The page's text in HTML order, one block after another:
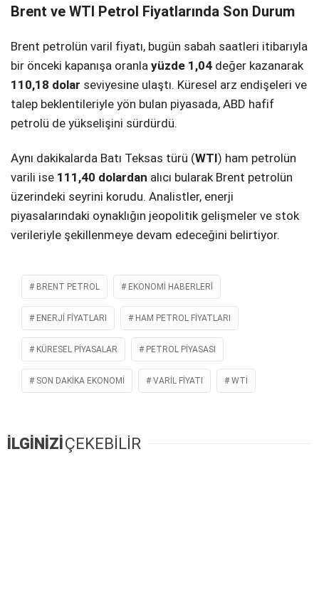
Instagram
Youtube
Brent ve WTI Petrol Fiyatlarında Son Durum
Brent petrolün varil fiyatı, bugün sabah saatleri itibarıyla
bir önceki kapanışa oranla yüzde 1,04 değer kazanarak
110,18 dolar seviyesine ulaştı. Küresel arz endişeleri ve
talep beklentileriyle yön bulan piyasada, ABD hafif
petrolü de yükselişini sürdürdü.
Aynı dakikalarda Batı Teksas türü (WTI) ham petrolün
varili ise 111,40 dolardan alıcı bularak Brent petrolün
üzerindeki seyrini korudu. Analistler, enerji
piyasalarındaki oynaklığın jeopolitik gelişmeler ve stok
verileriyle şekillenmeye devam edeceğini belirtiyor.
BRENT PETROL EKONOMI HABERLERI
ENERJI FIYATLARI HAM PETROL FIYATLARI
KÜRESEL PIYASALAR PETROL PIYASASI
SON DAKIKA EKONOMI VARIL FIYATI WTI
İLGİNİZİ ÇEKEBİLİR